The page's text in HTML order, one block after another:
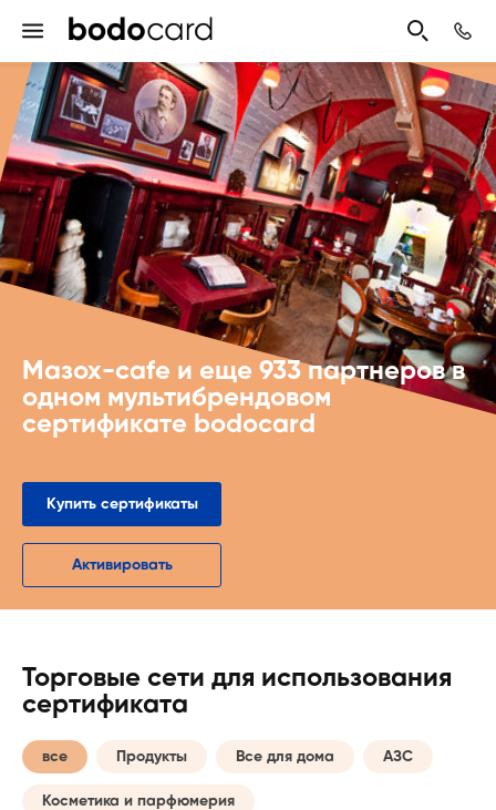
Мазох-cafe и еще 933 партнеров в
одном мультибрендовом
сертификате bodocard
Купить сертификаты
Активировать
Торговые сети для использования
сертификата
все Продукты Все для дома АЗС
Косметика и парфюмерия